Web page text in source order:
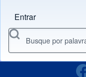
Menu do usuário
Entrar
Search